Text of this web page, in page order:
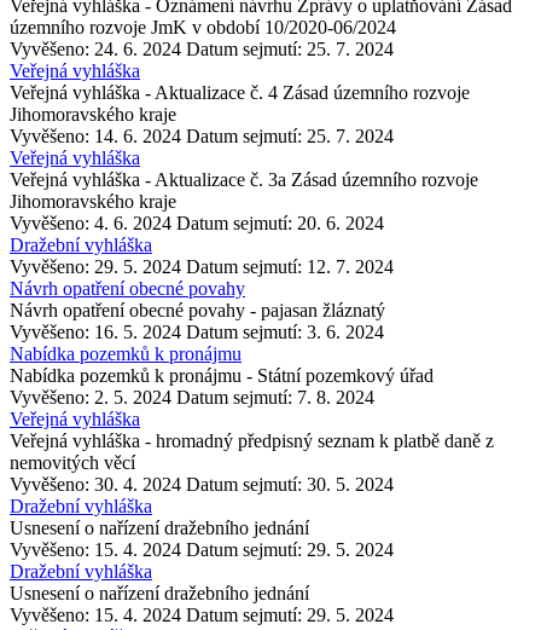
Veřejná vyhláška - Oznámení návrhu Zprávy o uplatňování Zásad
územního rozvoje JmK v období 10/2020-06/2024
Vyvěšeno: 24. 6. 2024 Datum sejmutí: 25. 7. 2024
Veřejná vyhláška
Veřejná vyhláška - Aktualizace č. 4 Zásad územního rozvoje
Jihomoravského kraje
Vyvěšeno: 14. 6. 2024 Datum sejmutí: 25. 7. 2024
Veřejná vyhláška
Veřejná vyhláška - Aktualizace č. 3a Zásad územního rozvoje
Jihomoravského kraje
Vyvěšeno: 4. 6. 2024 Datum sejmutí: 20. 6. 2024
Dražební vyhláška
Vyvěšeno: 29. 5. 2024 Datum sejmutí: 12. 7. 2024
Návrh opatření obecné povahy
Návrh opatření obecné povahy - pajasan žláznatý
Vyvěšeno: 16. 5. 2024 Datum sejmutí: 3. 6. 2024
Nabídka pozemků k pronájmu
Nabídka pozemků k pronájmu - Státní pozemkový úřad
Vyvěšeno: 2. 5. 2024 Datum sejmutí: 7. 8. 2024
Veřejná vyhláška
Veřejná vyhláška - hromadný předpisný seznam k platbě daně z
nemovitých věcí
Vyvěšeno: 30. 4. 2024 Datum sejmutí: 30. 5. 2024
Dražební vyhláška
Usnesení o nařízení dražebního jednání
Vyvěšeno: 15. 4. 2024 Datum sejmutí: 29. 5. 2024
Dražební vyhláška
Usnesení o nařízení dražebního jednání
Vyvěšeno: 15. 4. 2024 Datum sejmutí: 29. 5. 2024